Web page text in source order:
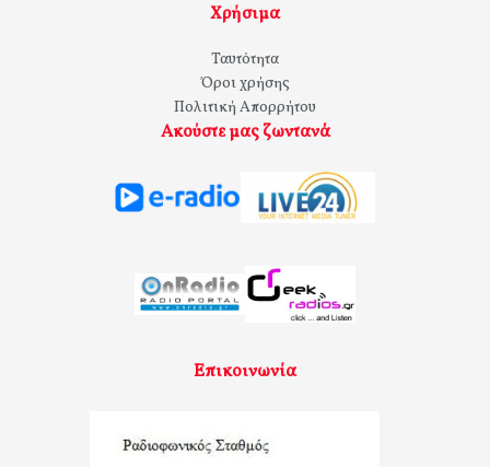
Χρήσιμα
Ταυτότητα
Όροι χρήσης
Πολιτική Απορρήτου
Ακούστε μας ζωντανά
Επικοινωνία